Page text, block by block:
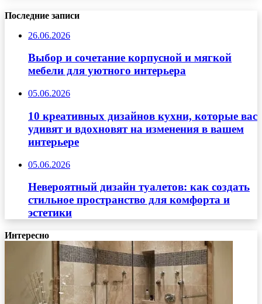
Последние записи
26.06.2026
Выбор и сочетание корпусной и мягкой
мебели для уютного интерьера
05.06.2026
10 креативных дизайнов кухни, которые вас
удивят и вдохновят на изменения в вашем
интерьере
05.06.2026
Невероятный дизайн туалетов: как создать
стильное пространство для комфорта и
эстетики
Интересно